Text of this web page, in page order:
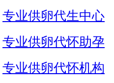
专业供卵代生中心
专业供卵代怀助孕
专业供卵代怀机构